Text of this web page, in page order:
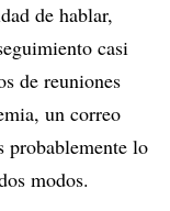
de hablar,
casi
de reuniones
un correo
probablemente lo
modos.